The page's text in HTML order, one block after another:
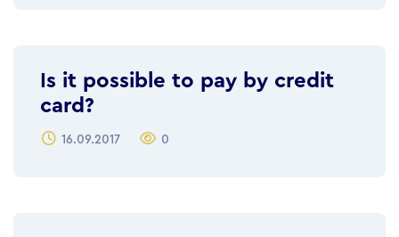
Is it possible to pay by credit
card?
16.09.2017 0